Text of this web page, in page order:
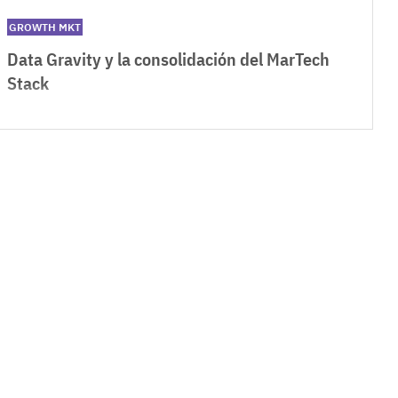
Data Gravity y la consolidación del MarTech
Stack
GROWTH MKT